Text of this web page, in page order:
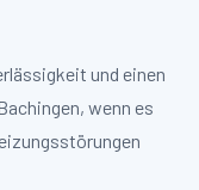
und einen
wenn es